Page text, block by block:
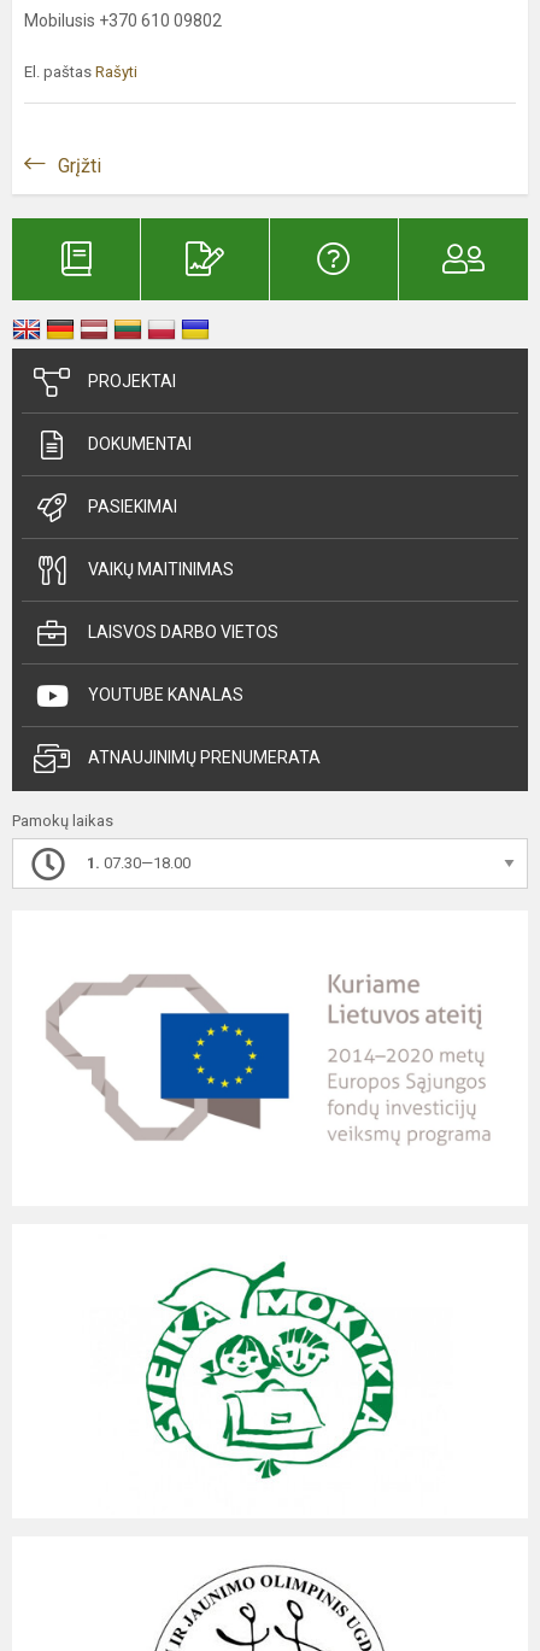
Mobilusis +370 610 09802
El. paštas Rašyti
Grįžti
PROJEKTAI
DOKUMENTAI
PASIEKIMAI
VAIKŲ MAITINIMAS
LAISVOS DARBO VIETOS
YOUTUBE KANALAS
ATNAUJINIMŲ PRENUMERATA
Pamokų laikas
1. 07.30—18.00